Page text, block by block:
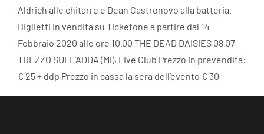
Aldrich alle chitarre e Dean Castronovo alla batteria.
Biglietti in vendita su Ticketone a partire dal 14
Febbraio 2020 alle ore 10.00 THE DEAD DAISIES 08.07
TREZZO SULL’ADDA (MI), Live Club Prezzo in prevendita:
€ 25 + ddp Prezzo in cassa la sera dell’evento € 30